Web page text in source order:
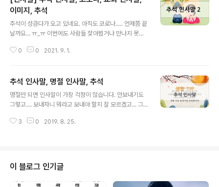
럼버스의 이름에서 유래했습니다. 출처: 네이버 출처: 네이
버 'D'는 어느 주에도 속하지 않은 연방정부의 직할 구라는
의미가 포함되어 있습니다. ▲위 그림을 클릭하시면 'AI로
아닙니다. 걱정말고 CLICK 출처: 네이버 미국 수도는 언제
이미지, 추석
추석이 성큼다가 오고 있네요. 아직도 코로나..... 언제쯤 끝
날까요... ㅠ_ㅠ 이번에도 사람들 찾아뵙거나 만나지 못합
민족의 최대 명절 한가위를 맞이하여 풍요로운 마음으로
운 한가위 되십시오. 2. 보름달 처럼 행복이 가능한 한가위
되시길 바랍니다. 한가위 뜻은 8월의 한가운데 있는 큰 날
이라는 뜻이기도 합니다. 크고 둥근 보름달을 볼 수 있어 꽉
저 풍성해지는 풍성한 한가위 되시길 바랍니다. 4. 한가위
0 0 2021. 9. 1.
추석 인사말, 명절 인사말, 추석
명절만 되면 인사말이 가장 걱정이 많습니다. 안보내기도
그렇고.... 보내자니 뭐라고 보내야 할지 잘 모르겠고... 그래
넘깁시다!! ㅋ 1. 민족대명절 추석 즐겁고 풍요로운 명절 되
3. 사랑하는 가족과 함께 즐겁고 풍성한 한가위 되시길 바
랍니다. 4. 가족들과 못다한 담소 나누시고, 맛있는 추석 음
식도 많이 드세요. 어느 때보다 즐거운 추석 연휴 보내세요!
3 0 2019. 8. 25.
이 블로그 인기글